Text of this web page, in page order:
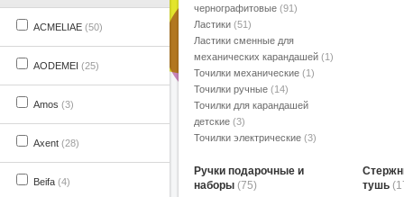
ACMELIAE (50)
AODEMEI (25)
Amos (3)
Axent (28)
Beifa (4)
чернографитовые (91)
Ластики (51)
Ластики сменные для
механических карандашей (1)
Точилки механические (1)
Точилки ручные (14)
Точилки для карандашей
детские (3)
Точилки электрические (3)
Ручки подарочные и
наборы (75)
тушь